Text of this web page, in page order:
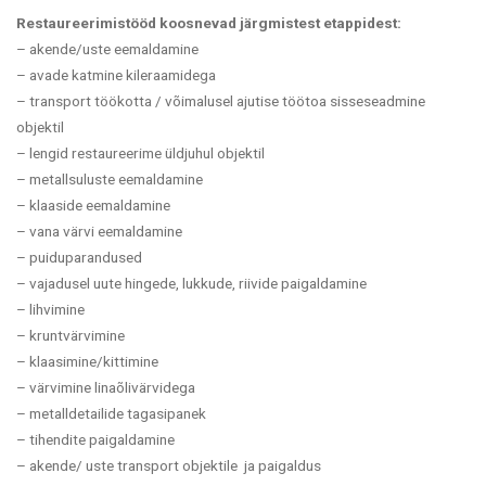
Restaureerimistööd koosnevad järgmistest etappidest:
– akende/uste eemaldamine
– avade katmine kileraamidega
– transport töökotta / võimalusel ajutise töötoa sisseseadmine
objektil
– lengid restaureerime üldjuhul objektil
– metallsuluste eemaldamine
– klaaside eemaldamine
– vana värvi eemaldamine
– puiduparandused
– vajadusel uute hingede, lukkude, riivide paigaldamine
– lihvimine
– kruntvärvimine
– klaasimine/kittimine
– värvimine linaõlivärvidega
– metalldetailide tagasipanek
– tihendite paigaldamine
– akende/ uste transport objektile ja paigaldus